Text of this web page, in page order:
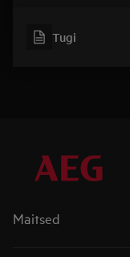
Tugi
Maitsed